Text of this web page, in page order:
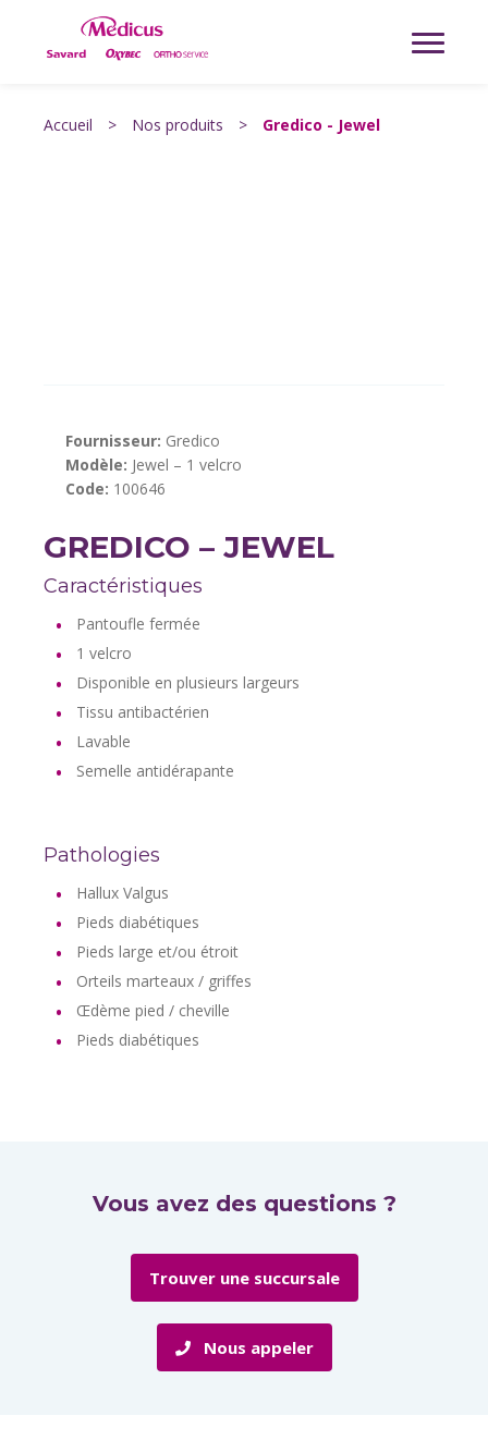
Accueil > Nos produits > Gredico - Jewel
Fournisseur: Gredico
Modèle: Jewel – 1 velcro
Code: 100646
GREDICO – JEWEL
Caractéristiques
Pantoufle fermée
1 velcro
Disponible en plusieurs largeurs
Tissu antibactérien
Lavable
Semelle antidérapante
Pathologies
Hallux Valgus
Pieds diabétiques
Pieds large et/ou étroit
Orteils marteaux / griffes
Œdème pied / cheville
Pieds diabétiques
Vous avez des questions ?
Trouver une succursale
Nous appeler